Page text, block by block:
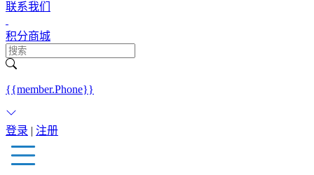
联系我们
积分商城
{{member.Phone}}
登录 | 注册